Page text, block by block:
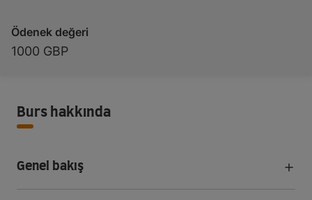
Ödenek değeri
1000 GBP
Burs hakkında
Genel bakış